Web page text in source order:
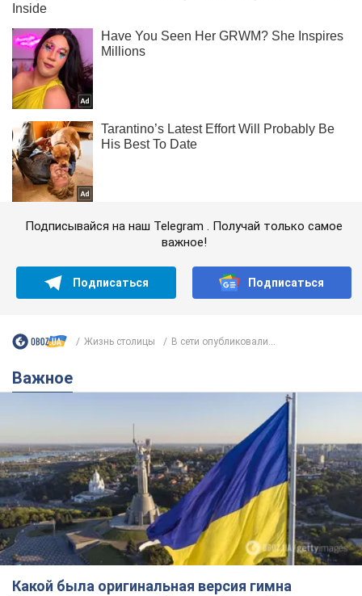
Подписывайся на наш Telegram . Получай только самое
важное!
Подписаться Подписаться
Жизнь столицы В сети опубликовали...
Важное
Какой была оригинальная версия гимна